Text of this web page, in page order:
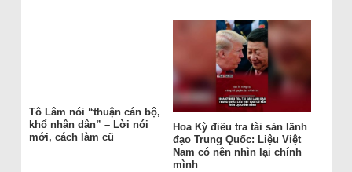
Tô Lâm nói “thuận cán bộ,
khổ nhân dân” – Lời nói
mới, cách làm cũ
Hoa Kỳ điều tra tài sản lãnh
đạo Trung Quốc: Liệu Việt
Nam có nên nhìn lại chính
mình